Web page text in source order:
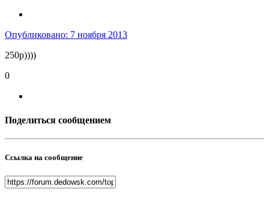
Опубликовано: 7 ноября 2013
250р))))
0
Поделиться сообщением
Ссылка на сообщение